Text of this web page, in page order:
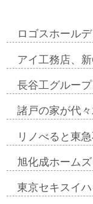
ロゴスホール
アイ工務店、
長谷工グルー
諸戸の家が代
リノべると東
旭化成ホーム
東京セキスイ